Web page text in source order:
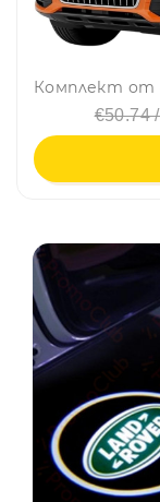
€50.74